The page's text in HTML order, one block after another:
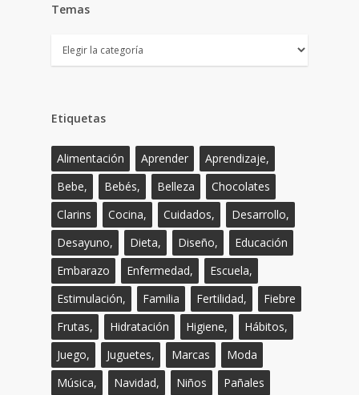
Temas
Temas
Etiquetas
Alimentación Aprender
Aprendizaje,
Bebe,
Bebés, Belleza
Chocolates
Clarins
Cocina, Cuidados,
Desarrollo,
Desayuno,
Dieta, Diseño,
Educación
Embarazo
Enfermedad,
Escuela,
Estimulación,
Familia Fertilidad,
Fiebre
Frutas,
Hidratación Higiene,
Hábitos,
Juego,
Juguetes, Marcas
Moda
Música,
Navidad, Niños
Pañales